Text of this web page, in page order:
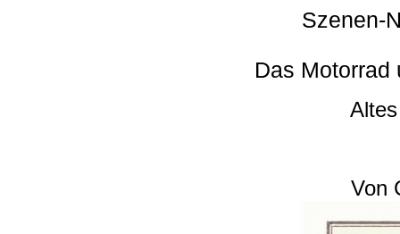
Szenen-
Das Motorrad
Von